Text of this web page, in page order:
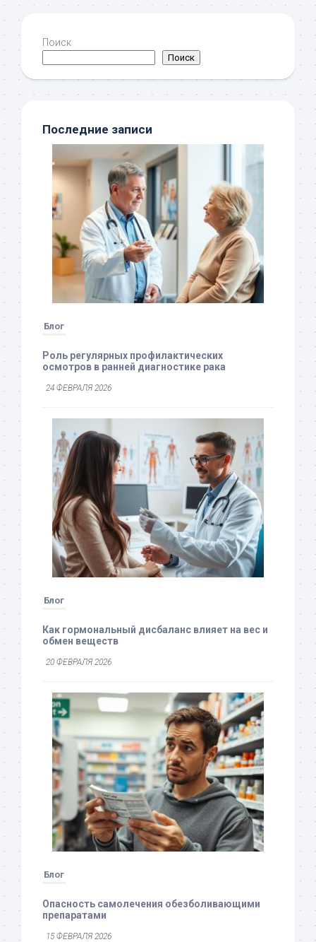
Поиск
Поиск
Последние записи
Блог
Роль регулярных профилактических
осмотров в ранней диагностике рака
24 ФЕВРАЛЯ 2026
Блог
Как гормональный дисбаланс влияет на вес и
обмен веществ
20 ФЕВРАЛЯ 2026
Блог
Опасность самолечения обезболивающими
препаратами
15 ФЕВРАЛЯ 2026